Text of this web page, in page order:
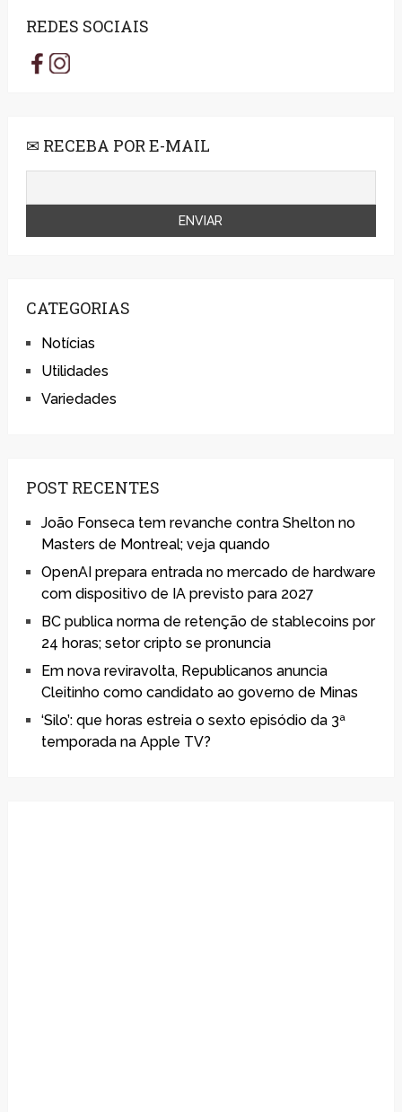
REDES SOCIAIS
✉ RECEBA POR E-MAIL
CATEGORIAS
Notícias
Utilidades
Variedades
POST RECENTES
João Fonseca tem revanche contra Shelton no
Masters de Montreal; veja quando
OpenAI prepara entrada no mercado de hardware
com dispositivo de IA previsto para 2027
BC publica norma de retenção de stablecoins por
24 horas; setor cripto se pronuncia
Em nova reviravolta, Republicanos anuncia
Cleitinho como candidato ao governo de Minas
‘Silo’: que horas estreia o sexto episódio da 3ª
temporada na Apple TV?